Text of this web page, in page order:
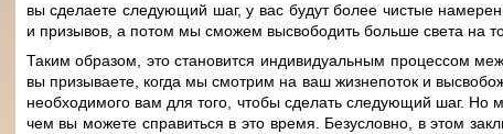
вы сделаете следующий шаг, у вас будут более чистые
и призывов, а потом мы сможем высвободить больше света на
Таким образом, это становится индивидуальным процессом
вы призываете, когда мы смотрим на ваш жизнепоток и
необходимого вам для того, чтобы сделать следующий шаг. Но
чем вы можете справиться в это время. Безусловно, в этом